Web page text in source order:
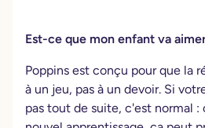
Est-ce que mon enfant va
Poppins est conçu pour que la
à un jeu, pas à un devoir. Si
pas tout de suite, c'est normal